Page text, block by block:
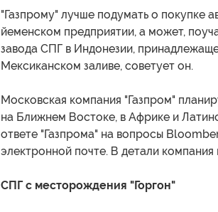
"Газпрому" лучше подумать о покупке
йеменском предприятии, а может,
завода СПГ в Индонезии,
Мексиканском заливе, советует он.
Московская компания "Газпром"
на Ближнем Востоке, в Африке и
ответе "Газпрома" на вопросы
электронной почте. В детали компания
СПГ с месторождения "Горгон"